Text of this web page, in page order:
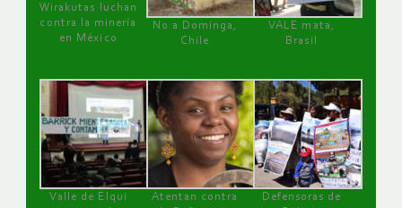
Wirakutas luchan
contra la minería
en México
No a Dominga,
Chile
VALE mata,
Brasil
Valle de Elqui
Atentan contra
Defensoras de